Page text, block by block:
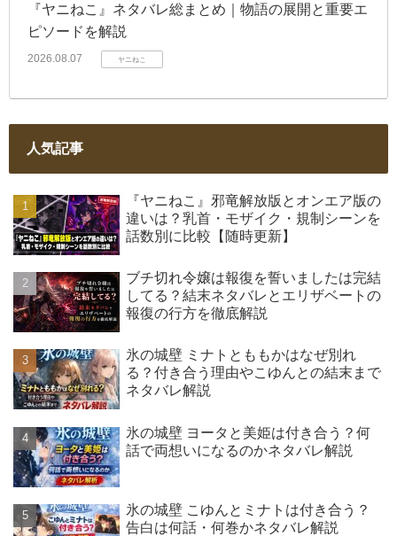
『ヤニねこ』ネタバレ総まとめ｜物語の展開と重要エ
ピソードを解説
2026.08.07 ヤニねこ
人気記事
『ヤニねこ』邪竜解放版とオンエア版の
違いは？乳首・モザイク・規制シーンを
話数別に比較【随時更新】
ブチ切れ令嬢は報復を誓いましたは完結
してる？結末ネタバレとエリザベートの
報復の行方を徹底解説
氷の城壁 ミナトとももかはなぜ別れ
る？付き合う理由やこゆんとの結末まで
ネタバレ解説
氷の城壁 ヨータと美姫は付き合う？何
話で両想いになるのかネタバレ解説
氷の城壁 こゆんとミナトは付き合う？
告白は何話・何巻かネタバレ解説